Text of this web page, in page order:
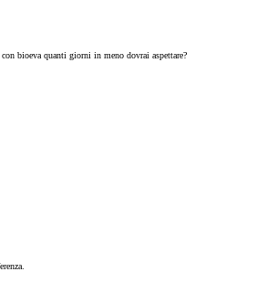
bioeva quanti giorni in meno dovrai aspettare?